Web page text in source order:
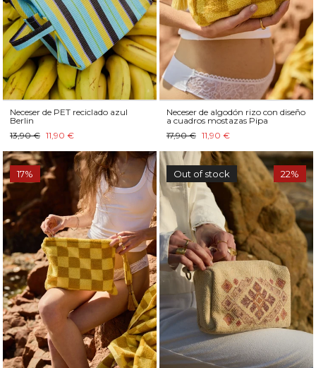
Neceser de PET reciclado azul
Berlin
13,90 € 11,90 €
Neceser de algodón rizo con diseño
a cuadros mostazas Pipa
17,90 € 11,90 €
17% Out of stock 22%